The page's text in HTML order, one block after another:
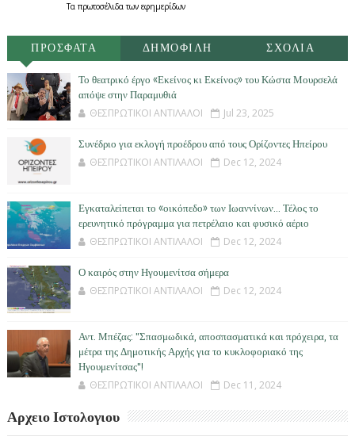
Τα πρωτοσέλιδατων εφημερίδων
ΠΡΟΣΦΑΤΑ ΔΗΜΟΦΙΛΗ ΣΧΟΛΙΑ
Το θεατρικό έργο «Εκείνος κι Εκείνος» του Κώστα Μουρσελά
απόψε στην Παραμυθιά
ΘΕΣΠΡΩΤΙΚΟΙ ΑΝΤΙΛΑΛΟΙ Jul 23, 2025
Συνέδριο για εκλογή προέδρου από τους Ορίζοντες Ηπείρου
ΘΕΣΠΡΩΤΙΚΟΙ ΑΝΤΙΛΑΛΟΙ Dec 12, 2024
Εγκαταλείπεται το «οικόπεδο» των Ιωαννίνων… Τέλος το
ερευνητικό πρόγραμμα για πετρέλαιο και φυσικό αέριο
ΘΕΣΠΡΩΤΙΚΟΙ ΑΝΤΙΛΑΛΟΙ Dec 12, 2024
Ο καιρός στην Ηγουμενίτσα σήμερα
ΘΕΣΠΡΩΤΙΚΟΙ ΑΝΤΙΛΑΛΟΙ Dec 12, 2024
Αντ. Μπέζας: "Σπασμωδικά, αποσπασματικά και πρόχειρα, τα
μέτρα της Δημοτικής Αρχής για το κυκλοφοριακό της
Ηγουμενίτσας"!
ΘΕΣΠΡΩΤΙΚΟΙ ΑΝΤΙΛΑΛΟΙ Dec 11, 2024
Αρχειο Ιστολογιου